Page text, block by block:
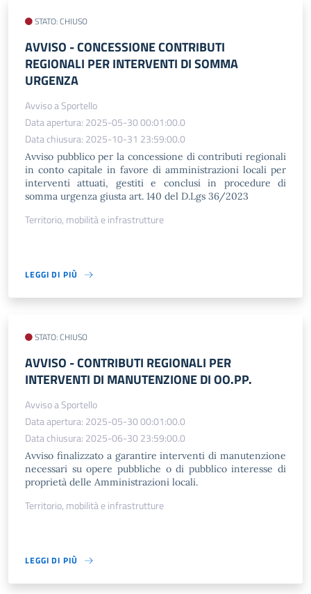
STATO: CHIUSO
AVVISO​ - CONCESSIONE CONTRIBUTI
REGIONALI PER INTERVENTI DI SOMMA
URGENZA
Avviso a Sportello
Data apertura: 2025-05-30 00:01:00.0
Data chiusura: 2025-10-31 23:59:00.0
Avviso pubblico per la concessione di contributi regionali
in conto capitale in favore di amministrazioni locali per
interventi attuati, gestiti e conclusi in procedure di
somma urgenza giusta art. 140 del D.Lgs 36/2023
Territorio, mobilità e infrastrutture
LEGGI DI PIÙ
STATO: CHIUSO
AVVISO - CONTRIBUTI REGIONALI PER
INTERVENTI DI MANUTENZIONE DI OO.PP.
Avviso a Sportello
Data apertura: 2025-05-30 00:01:00.0
Data chiusura: 2025-06-30 23:59:00.0
Avviso finalizzato a garantire interventi di manutenzione
necessari su opere pubbliche o di pubblico interesse di
proprietà delle Amministrazioni locali.
Territorio, mobilità e infrastrutture
LEGGI DI PIÙ